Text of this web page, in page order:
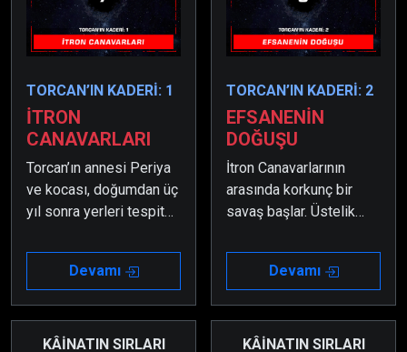
TORCAN’IN KADERİ: 1
İTRON
CANAVARLARI
Torcan’ın annesi Periya
ve kocası, doğumdan üç
yıl sonra yerleri tespit
zorunda kalırlar ve İtron
Gezegenine ulaşırlar.
Devamı
TORCAN’IN KADERİ: 2
EFSANENİN
DOĞUŞU
İtron Canavarlarının
arasında korkunç bir
savaş başlar. Üstelik
babası da bu savaşın
tam ortasında kalırlar.
seçmek zorundadırlar.
Devamı
KÂİNATIN SIRLARI KÂİNATIN SIRLARI